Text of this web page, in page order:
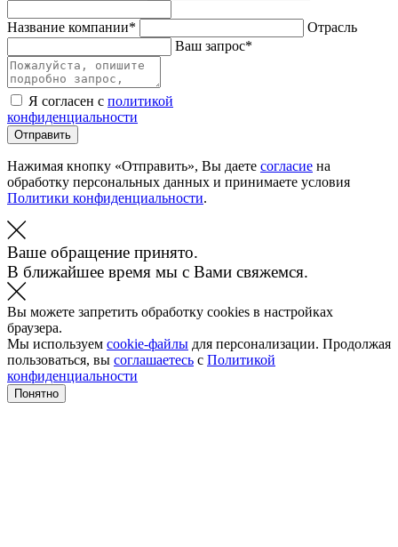
Название компании*
Отрасль
Ваш запрос*
Я согласен с политикой
конфиденциальности
Отправить
Нажимая кнопку «Отправить», Вы даете согласие на
обработку персональных данных и принимаете условия
Политики конфиденциальности.
Ваше обращение принято.
В ближайшее время мы с Вами свяжемся.
Вы можете запретить обработку cookies в настройках
браузера.
Мы используем cookie-файлы для персонализации. Продолжая
пользоваться, вы соглашаетесь с Политикой
конфиденциальности
Понятно